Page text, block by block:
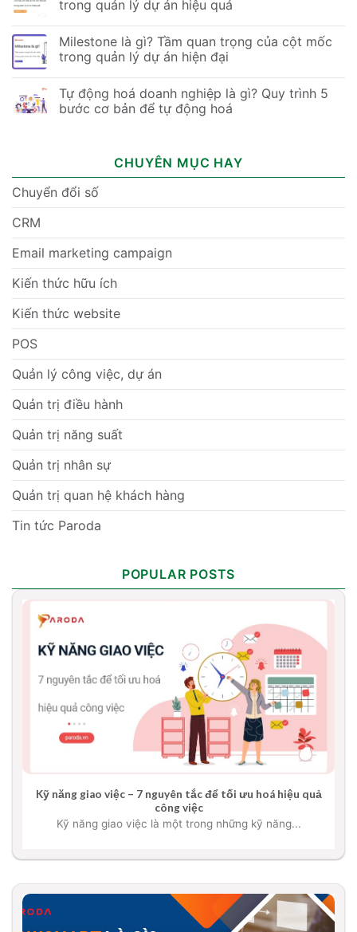
trong quản lý dự án hiệu quả
Milestone là gì? Tầm quan trọng của cột mốc
trong quản lý dự án hiện đại
Tự động hoá doanh nghiệp là gì? Quy trình 5
bước cơ bản để tự động hoá
CHUYÊN MỤC HAY
Chuyển đổi số
CRM
Email marketing campaign
Kiến thức hữu ích
Kiến thức website
POS
Quản lý công việc, dự án
Quản trị điều hành
Quản trị năng suất
Quản trị nhân sự
Quản trị quan hệ khách hàng
Tin tức Paroda
POPULAR POSTS
Kỹ năng giao việc – 7 nguyên tắc để tối ưu hoá hiệu quả
công việc
Kỹ năng giao việc là một trong những kỹ năng...